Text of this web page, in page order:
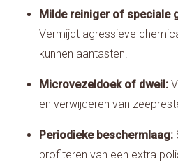
Milde reiniger of speciale
Vermijdt agressieve
kunnen aantasten.
Microvezeldoek of dweil:
en verwijderen van
Periodieke beschermlaag:
profiteren van een extra